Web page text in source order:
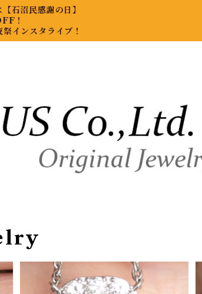
石沼民感謝の日】
！
インスタライブ！